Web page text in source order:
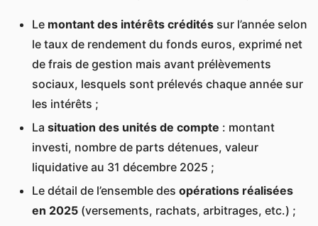
Le montant des intérêts crédités sur l’année selon
le taux de rendement du fonds euros, exprimé net
de frais de gestion mais avant prélèvements
sociaux, lesquels sont prélevés chaque année sur
les intérêts ;
La situation des unités de compte : montant
investi, nombre de parts détenues, valeur
liquidative au 31 décembre 2025 ;
Le détail de l’ensemble des opérations réalisées
en 2025 (versements, rachats, arbitrages, etc.) ;